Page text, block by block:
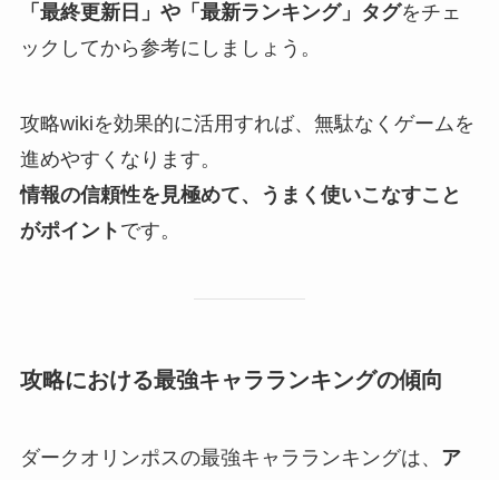
「最終更新日」や「最新ランキング」タグをチェ
ックしてから参考にしましょう。
攻略wikiを効果的に活用すれば、無駄なくゲームを
進めやすくなります。
情報の信頼性を見極めて、うまく使いこなすこと
がポイント です。
攻略における最強キャラランキングの傾向
ダークオリンポスの最強キャラランキングは、 ア